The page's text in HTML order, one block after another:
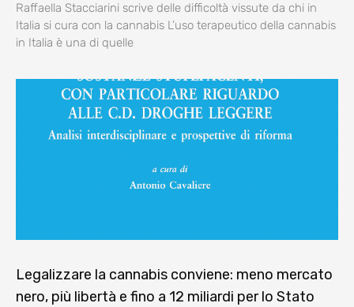
Raffaella Stacciarini scrive delle difficoltà vissute da chi in
Italia si cura con la cannabis L’uso terapeutico della cannabis
in Italia è una di quelle
Legalizzare la cannabis conviene: meno mercato
nero, più libertà e fino a 12 miliardi per lo Stato